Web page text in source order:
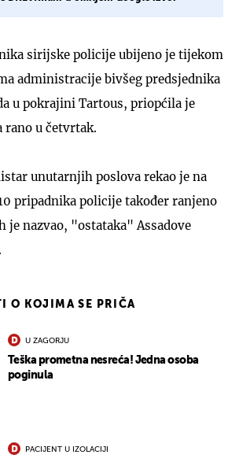
sirijske policije ubijeno je tijekom
administracije bivšeg predsjednika
u pokrajini Tartous, priopćila je
rano u četvrtak.
unutarnjih poslova rekao je na
pripadnika policije također ranjeno
je nazvao, "ostataka" Assadove
O KOJIMA SE PRIČA
U ZAGORJU
Teška prometna nesreća! Jedna osoba
poginula
PACIJENT U IZOLACIJI